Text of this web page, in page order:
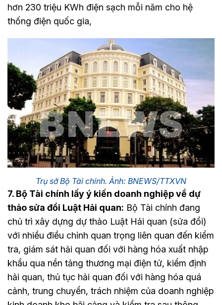
hơn 230 triệu KWh điện sạch mỗi năm cho hệ
thống điện quốc gia,
Trụ sở Bộ Tài chính. Ảnh: BNEWS/TTXVN
7. Bộ Tài chính lấy ý kiến doanh nghiệp về dự
thảo sửa đổi Luật Hải quan: Bộ Tài chính đang
chủ trì xây dựng dự thảo Luật Hải quan (sửa đổi)
với nhiều điều chỉnh quan trọng liên quan đến kiểm
tra, giám sát hải quan đối với hàng hóa xuất nhập
khẩu qua nền tảng thương mại điện tử, kiểm định
hải quan, thủ tục hải quan đối với hàng hóa quá
cảnh, trung chuyển, trách nhiệm của doanh nghiệp